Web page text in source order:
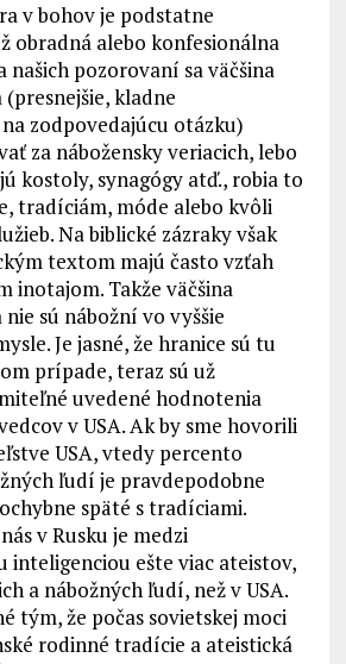
v bohov je podstatne
obradná alebo konfesionálna
našich pozorovaní sa väčšina
kladne
zodpovedajúcu otázku)
za nábožensky veriacich, lebo
kostoly, synagógy atď., robia to
tradíciám, móde alebo kvôli
Na biblické zázraky však
textom majú často vzťah
inotajom. Takže väčšina
sú nábožní vo vyššie
Je jasné, že hranice sú tu
prípade, teraz sú už
uvedené hodnotenia
v USA. Ak by sme hovorili
USA, vtedy percento
ľudí je pravdepodobne
späté s tradíciami.
v Rusku je medzi
inteligenciou ešte viac ateistov,
a nábožných ľudí, než v USA.
tým, že počas sovietskej moci
rodinné tradície a ateistická